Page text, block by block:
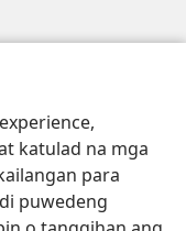
katulad na mga
para
puwedeng